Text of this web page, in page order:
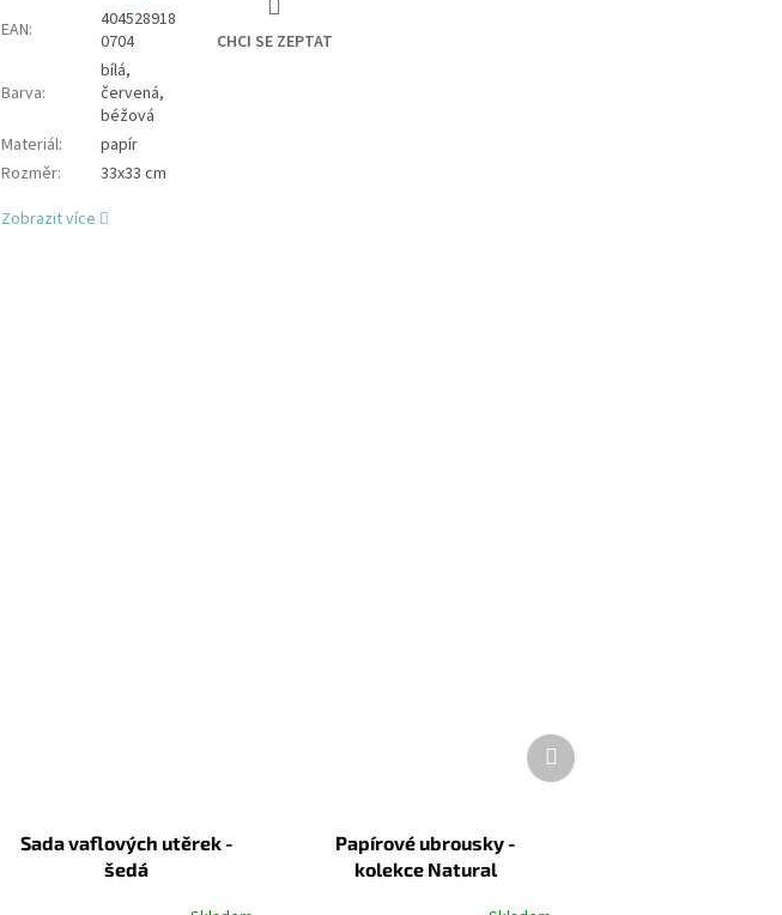
EAN:
404528918
0704
Barva:
bílá,
červená,
béžová
Materiál:
papír
Rozměr: 33x33 cm
CHCI SE ZEPTAT
Zobrazit více
Sada vaflových utěrek -
šedá
Papírové ubrousky -
kolekce Natural
Další
produkt